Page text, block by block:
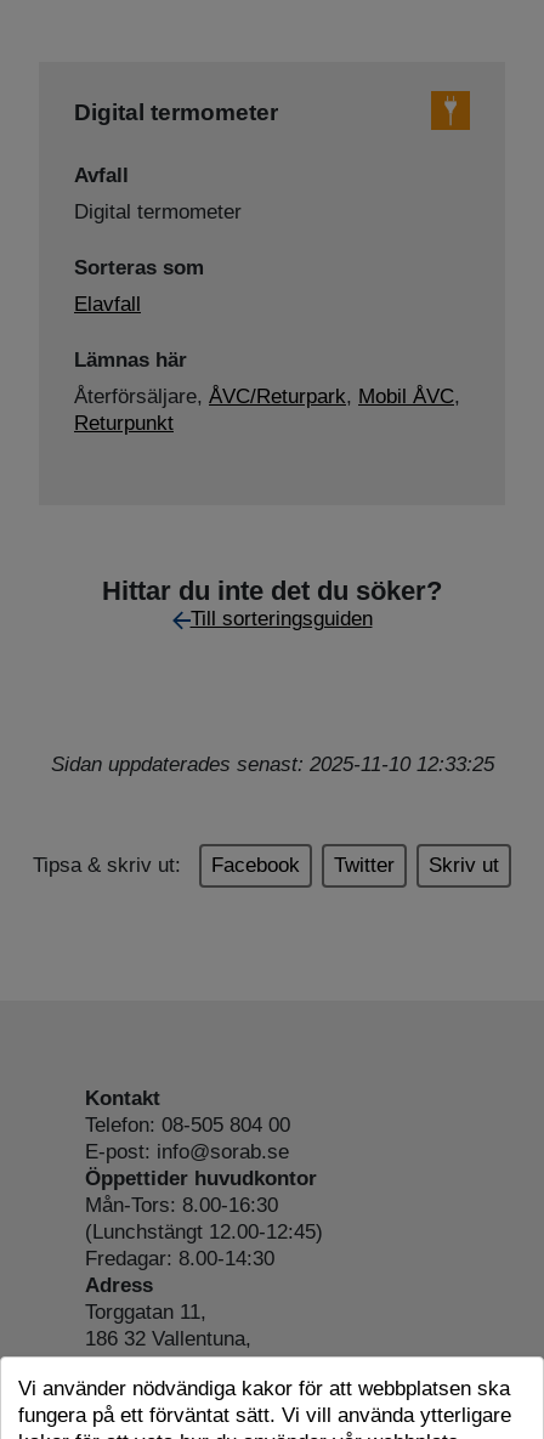
Digital termometer
Avfall
Digital termometer
Sorteras som
Elavfall
Lämnas här
Återförsäljare, ÅVC/Returpark, Mobil ÅVC,
Returpunkt
Hittar du inte det du söker?
Till sorteringsguiden
Sidan uppdaterades senast: 2025-11-10 12:33:25
Tipsa & skriv ut: Facebook Twitter Skriv ut
Kontakt
Telefon: 08-505 804 00
E-post: info@sorab.se
Öppettider huvudkontor
Mån-Tors: 8.00-16:30
(Lunchstängt 12.00-12:45)
Fredagar: 8.00-14:30
Adress
Torggatan 11,
186 32 Vallentuna,
Org.nr: 556197-4022
Om webbplatsen
Tillgänglighetsredogörelse
Vi använder nödvändiga kakor för att webbplatsen ska
fungera på ett förväntat sätt. Vi vill använda ytterligare